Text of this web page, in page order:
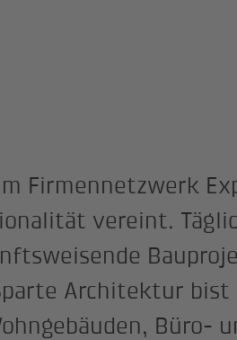
Firmennetzwerk
vereint.
Architektur bist
Büro-